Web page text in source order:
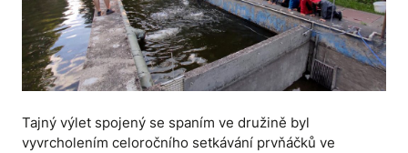
Tajný výlet spojený se spaním ve družině byl
vyvrcholením celoročního setkávání prvňáčků ve